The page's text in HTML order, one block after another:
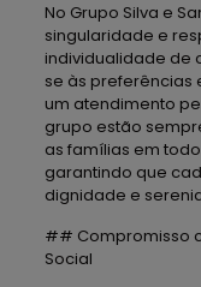
No Grupo Silva e
singularidade e
individualidade de
se às preferências
um atendimento
grupo estão
as famílias em
garantindo que
dignidade e
## Compromisso
Social